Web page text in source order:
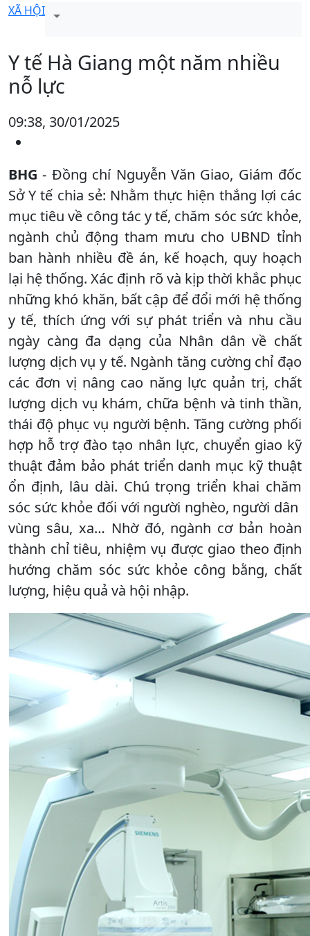
XÃ HỘI
Y tế Hà Giang một năm nhiều
nỗ lực
09:38, 30/01/2025
BHG - Đồng chí Nguyễn Văn Giao, Giám đốc
Sở Y tế chia sẻ: Nhằm thực hiện thắng lợi các
mục tiêu về công tác y tế, chăm sóc sức khỏe,
ngành chủ động tham mưu cho UBND tỉnh
ban hành nhiều đề án, kế hoạch, quy hoạch
lại hệ thống. Xác định rõ và kịp thời khắc phục
những khó khăn, bất cập để đổi mới hệ thống
y tế, thích ứng với sự phát triển và nhu cầu
ngày càng đa dạng của Nhân dân về chất
lượng dịch vụ y tế. Ngành tăng cường chỉ đạo
các đơn vị nâng cao năng lực quản trị, chất
lượng dịch vụ khám, chữa bệnh và tinh thần,
thái độ phục vụ người bệnh. Tăng cường phối
hợp hỗ trợ đào tạo nhân lực, chuyển giao kỹ
thuật đảm bảo phát triển danh mục kỹ thuật
ổn định, lâu dài. Chú trọng triển khai chăm
sóc sức khỏe đối với người nghèo, người dân
vùng sâu, xa… Nhờ đó, ngành cơ bản hoàn
thành chỉ tiêu, nhiệm vụ được giao theo định
hướng chăm sóc sức khỏe công bằng, chất
lượng, hiệu quả và hội nhập.